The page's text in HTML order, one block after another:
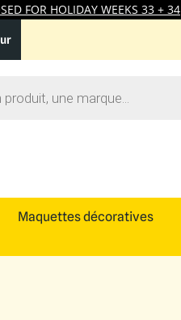
FOR HOLIDAY WEEKS 33 + 34
Maquettes décoratives